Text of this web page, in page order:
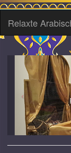
Relaxte